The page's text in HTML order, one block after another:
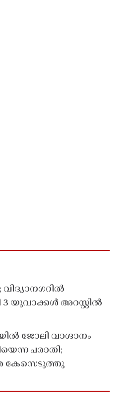
യുവാക്കൾ അറസ്റ്റിൽ
ജോലി വാഗ്ദാനം
പരാതി;
കേസെടുത്തു